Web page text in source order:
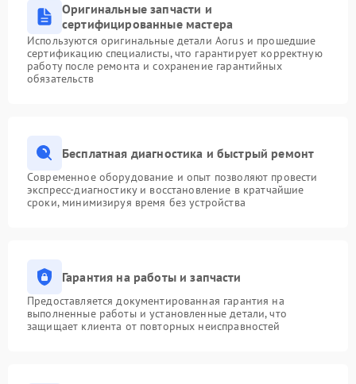
Оригинальные запчасти и
сертифицированные мастера
Используются оригинальные детали Aorus и прошедшие
сертификацию специалисты, что гарантирует корректную
работу после ремонта и сохранение гарантийных
обязательств
Бесплатная диагностика и быстрый ремонт
Современное оборудование и опыт позволяют провести
экспресс-диагностику и восстановление в кратчайшие
сроки, минимизируя время без устройства
Гарантия на работы и запчасти
Предоставляется документированная гарантия на
выполненные работы и установленные детали, что
защищает клиента от повторных неисправностей